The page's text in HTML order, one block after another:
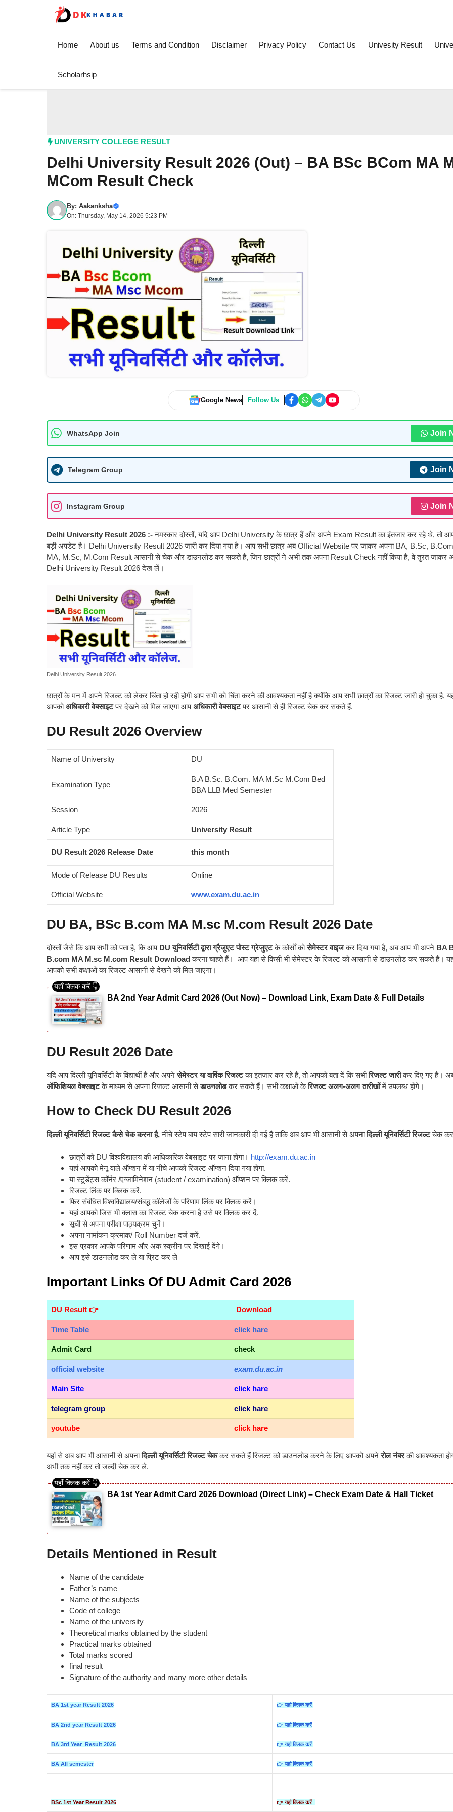
Home About us Terms and Condition Disclaimer Privacy Policy Contact Us Univesity Result
Scholarhsip
UNIVERSITY COLLEGE RESULT
Delhi University Result 2026 (Out) – BA BSc BCom MA
MCom Result Check
By: Aakanksha
On: Thursday, May 14, 2026 5:23 PM
Google News Follow Us
WhatsApp Join Join
Telegram Group Join
Instagram Group Join
Delhi University Result 2026 :-नमस्कार दोस्तों, यदि आप Delhi University के छात्र हैं और अपने Exam Result का इंतजार कर रहे थे, तो
बड़ी अपडेट है। Delhi University Result 2026 जारी कर दिया गया है। आप सभी छात्र अब Official Website पर जाकर अपना BA, B.Sc,
MA, M.Sc, M.Com Result आसानी से चेक और डाउनलोड कर सकते हैं, जिन छात्रों ने अभी तक अपना Result Check नहीं किया है, वे तुरंत जाकर
Delhi University Result 2026 देख लें।
Delhi University Result 2026
छात्रों के मन में अपने रिजल्ट को लेकर चिंता हो रही होगी आप सभी को चिंता करने की आवश्यकता नहीं है क्योंकि आप सभी छात्रों का रिजल्ट जारी हो चुका है,
आपकोअधिकारी वेबसाइटपर देखने को मिल जाएगा आपअधिकारी वेबसाइटपर आसानी से ही रिजल्ट चेक कर सकते हैं.
DU Result 2026 Overview
Name of University DU
Examination Type
B.A B.Sc. B.Com. MA M.Sc M.Com Bed
BBA LLB Med Semester
Session 2026
Article Type University Result
DU Result 2026 Release Date this month
Mode of Release DU Results Online
Official Website www.exam.du.ac.in
DU BA, BSc B.com MA M.sc M.com Result 2026 Date
दोस्तों जैसे कि आप सभी को पता है, कि आपDU यूनिवर्सिटी द्वारा ग्रैजुएट पोस्ट ग्रेजुएटके कोर्सों कोसेमेस्टर वाइजकर दिया गया है, अब आप भी अपने BA
B.com MA M.sc M.com Result Download करना चाहते हैं। आप यहां से किसी भी सेमेस्टर के रिजल्ट को आसानी से डाउनलोड कर सकते हैं।
आपको सभी कक्षाओं का रिजल्ट आसानी से देखने को मिल जाएगा।
BA 2nd Year Admit Card 2026 (Out Now) – Download Link, Exam Date & Full Details
DU Result 2026 Date
यदि आपदिल्ली यूनिवर्सिटीके विद्यार्थी हैं और अपनेसेमेस्टर या वार्षिक रिजल्टका इंतजार कर रहे हैं, तो आपको बता दें कि सभीरिजल्ट जारीकर दिए गए हैं।
ऑफिशियल वेबसाइटके माध्यम से अपना रिजल्ट आसानी सेडाउनलोडकर सकते हैं। सभी कक्षाओं केरिजल्ट अलग-अलग तारीखोंमें उपलब्ध होंगे।
How to Check DU Result 2026
दिल्ली यूनिवर्सिटी रिजल्ट कैसे चेक करना है,नीचे स्टेप बाय स्टेप सारी जानकारी दी गई है ताकि अब आप भी आसानी से अपनादिल्ली यूनिवर्सिटी रिजल्टचेक
छात्रों को DU विश्वविद्यालय की आधिकारिक वेबसाइट पर जाना होगा। http://exam.du.ac.in
यहां आपको मेनू वाले ऑप्शन में या नीचे आपको रिजल्ट ऑप्शन दिया गया होगा.
या स्टूडेंट्स कॉर्नर /एग्जामिनेशन (student / examination) ऑप्शन पर क्लिक करें.
रिजल्ट लिंक पर क्लिक करें.
फिर संबंधित विश्वविद्यालय/संबद्ध कॉलेजों के परिणाम लिंक पर क्लिक करें।
यहां आपको जिस भी क्लास का रिजल्ट चेक करना है उसे पर क्लिक कर दें.
सूची से अपना परीक्षा पाठ्यक्रम चुनें।
अपना नामांकन क्रमांक/ Roll Number दर्ज करें.
इस प्रकार आपके परिणाम और अंक स्क्रीन पर दिखाई देंगे।
आप इसे डाउनलोड कर ले या प्रिंट कर ले
Important Links Of DU Admit Card 2026
DU Result 👉 Download
Time Table click hare
Admit Card check
official website exam.du.ac.in
Main Site click hare
telegram group click hare
youtube click hare
यहां से अब आप भी आसानी से अपनादिल्ली यूनिवर्सिटी रिजल्ट चेककर सकते हैं रिजल्ट को डाउनलोड करने के लिए आपको अपनेरोल नंबरकी आवश्यकता
अभी तक नहीं कर तो जल्दी चेक कर ले.
BA 1st Year Admit Card 2026 Download (Direct Link) – Check Exam Date & Hall Ticket
Details Mentioned in Result
Name of the candidate
Father’s name
Name of the subjects
Code of college
Name of the university
Theoretical marks obtained by the student
Practical marks obtained
Total marks scored
final result
Signature of the authority and many more other details
BA 1st year Result 2026 👉 यहां क्लिक करें
BA 2nd year Result 2026 👉 यहां क्लिक करें
BA 3rd Year Result 2026 👉 यहां क्लिक करें
BA All semester 👉 यहां क्लिक करें
BSc 1st Year Result 2026 👉 यहां क्लिक करें